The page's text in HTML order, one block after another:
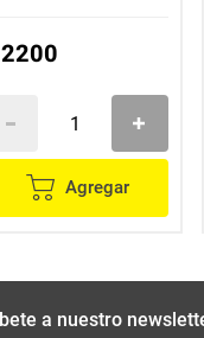
2200
Agregar
a nuestro